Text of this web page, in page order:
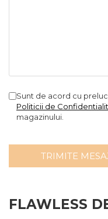
Sunt de acord cu
Politicii de
magazinului.
FLAWLESS